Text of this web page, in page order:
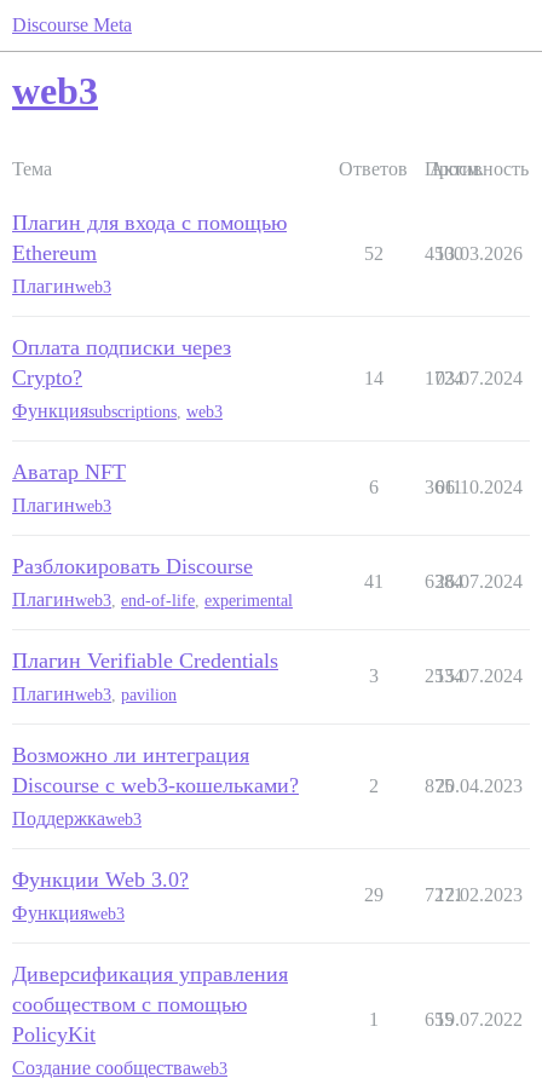
Discourse Meta
web3
Тема Ответов Просм.
Активность
Плагин для входа с помощью
Ethereum
Плагинweb3
52 4500
13.03.2026
Оплата подписки через
Crypto?
Функцияsubscriptions web3
14 1724
03.07.2024
Аватар NFT
Плагинweb3
6 3611
06.10.2024
Разблокировать Discourse
Плагинweb3 end-of-life experimental
41 6384
26.07.2024
Плагин Verifiable Credentials
Плагинweb3 pavilion
3 2534
15.07.2024
Возможно ли интеграция
Discourse с web3-кошельками?
Поддержкаweb3
2 875
20.04.2023
Функции Web 3.0?
Функцияweb3
29 7271
12.02.2023
Диверсификация управления
сообществом с помощью
PolicyKit
Создание сообществаweb3
1 655
19.07.2022